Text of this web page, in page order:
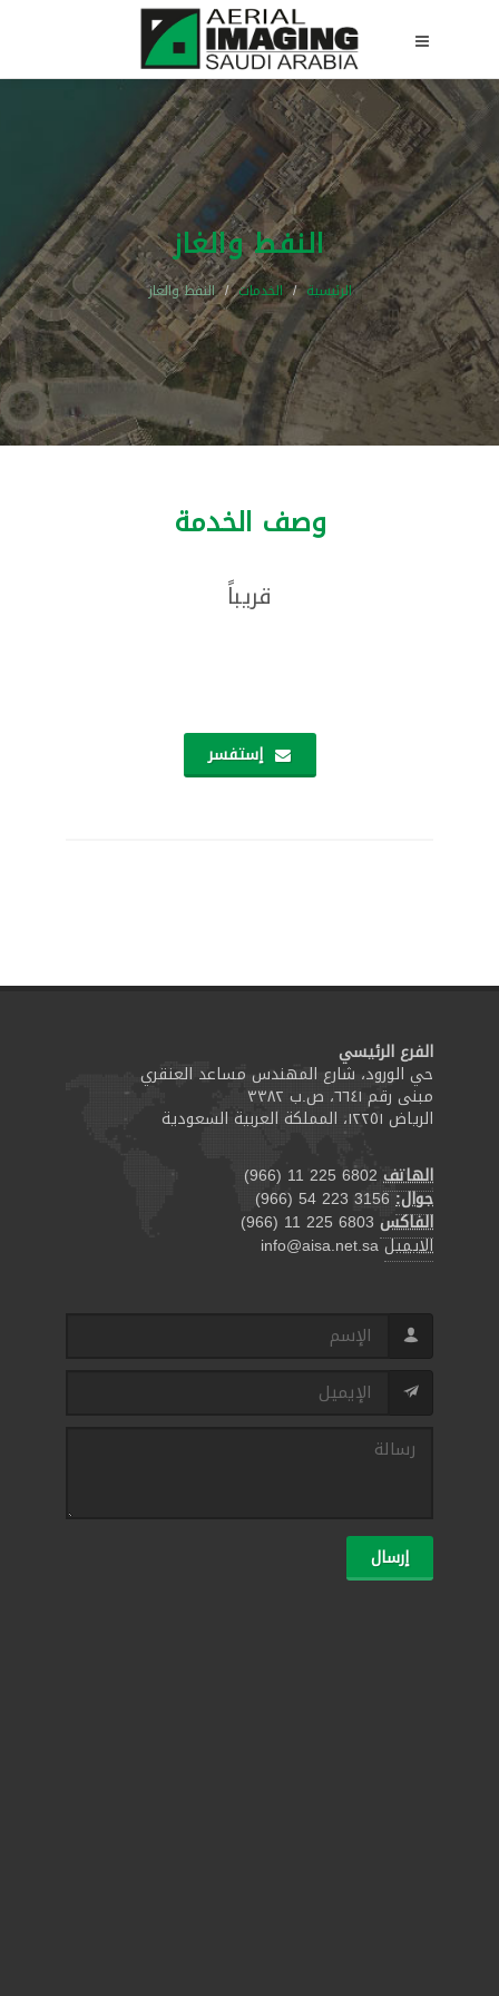
النفط والغاز
الرئيسية الخدمات النفط والغاز
وصف الخدمة
قريباً
إستفسر
الفرع الرئيسي
حي الورود، شارع المهندس مساعد العنقري
مبنى رقم ٦٦٤١، ص.ب ٣٣٨٢
الرياض ١٢٢٥١، المملكة العربية السعودية
الهاتف (966) 11 225 6802
جوال: (966) 54 223 3156
الفاكس (966) 11 225 6803
الايميلinfo@aisa.net.sa